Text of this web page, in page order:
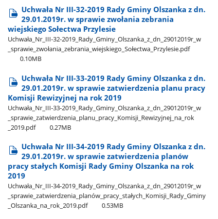
Uchwała Nr III-32-2019 Rady Gminy Olszanka z dn.
29.01.2019r. w sprawie zwołania zebrania
wiejskiego Sołectwa Przylesie
Uchwała​_Nr​_III-32-2019​_Rady​_Gminy​_Olszanka​_z​_dn​_29012019r​_w​
_sprawie​_zwołania​_zebrania​_wiejskiego​_Sołectwa​_Przylesie.pdf
0.10MB
Uchwała Nr III-33-2019 Rady Gminy Olszanka z dn.
29.01.2019r. w sprawie zatwierdzenia planu pracy
Komisji Rewizyjnej na rok 2019
Uchwała​_Nr​_III-33-2019​_Rady​_Gminy​_Olszanka​_z​_dn​_29012019r​_w​
_sprawie​_zatwierdzenia​_planu​_pracy​_Komisji​_Rewizyjnej​_na​_rok​
_2019.pdf
0.27MB
Uchwała Nr III-34-2019 Rady Gminy Olszanka z dn.
29.01.2019r. w sprawie zatwierdzenia planów
pracy stałych Komisji Rady Gminy Olszanka na rok
2019
Uchwała​_Nr​_III-34-2019​_Rady​_Gminy​_Olszanka​_z​_dn​_29012019r​_w​
_sprawie​_zatwierdzenia​_planów​_pracy​_stałych​_Komisji​_Rady​_Gminy​
_Olszanka​_na​_rok​_2019.pdf
0.53MB